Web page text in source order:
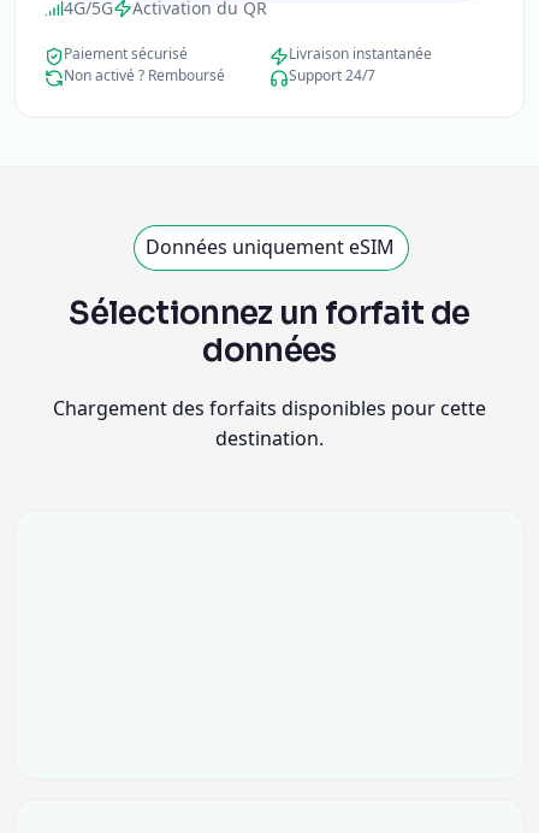
4G/5G Activation du QR
Paiement sécurisé
Livraison instantanée
Non activé ? Remboursé
Support 24/7
Données uniquement eSIM
Sélectionnez un forfait de
données
Chargement des forfaits disponibles pour cette
destination.